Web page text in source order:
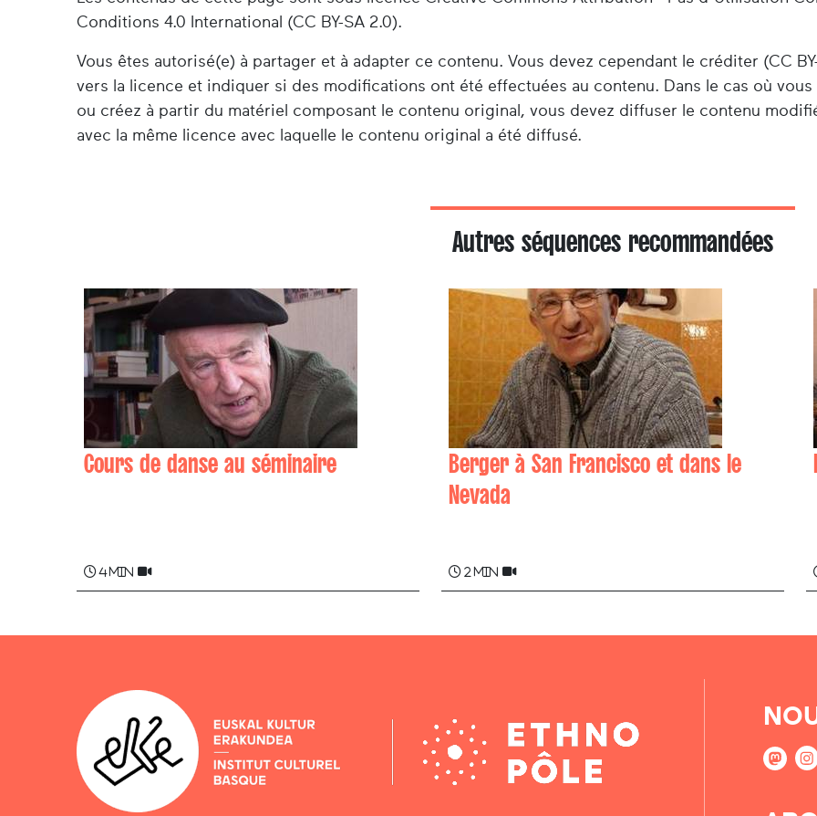
Conditions 4.0 International (CC BY-SA 2.0).
Vous êtes autorisé(e) à partager et à adapter ce contenu. Vous devez cependant le créditer (CC
vers la licence et indiquer si des modifications ont été effectuées au contenu. Dans le cas où
ou créez à partir du matériel composant le contenu original, vous devez diffuser le contenu
avec la même licence avec laquelle le contenu original a été diffusé.
Autres séquences recommandées
Cours de danse au séminaire
4 min
Berger à San Francisco et dans le
Nevada
2 min